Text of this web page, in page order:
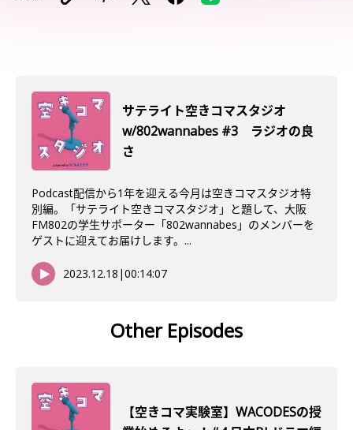
サテライト空きコマスタジオ
w/802wannabes #3 ラジオの良
さ
Podcast配信から1年を迎える今月は空きコマスタジオ特
別編。「サテライト空きコマスタジオ」と題して、大阪
FM802の学生サポーター「802wannabes」のメンバーを
ゲストに迎えてお届けします。...
2023.12.18 |00:14:07
Other Episodes
【空きコマ実験室】WACODESの授